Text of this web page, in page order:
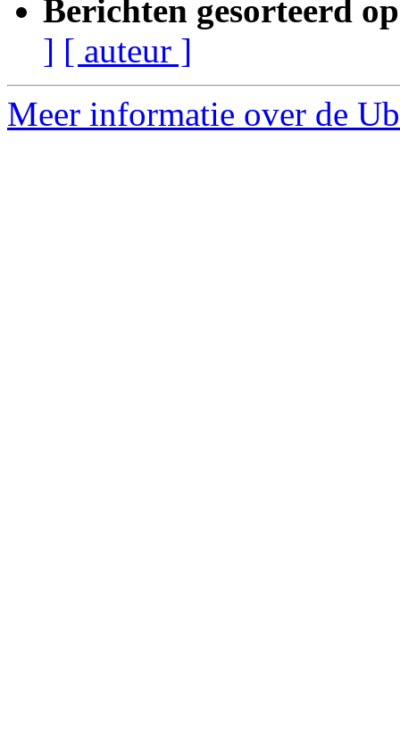
Berichten gesorteerd
] [ auteur ]
Meer informatie over de